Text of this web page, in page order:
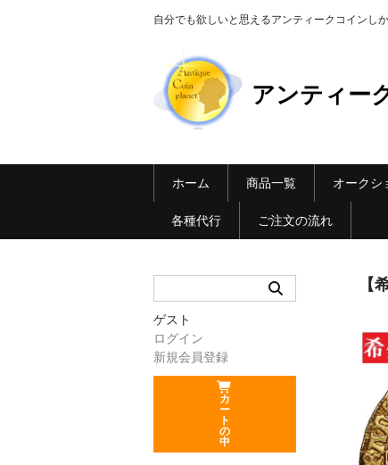
自分でも欲しいと思えるアンティークコインし
アンティー
ホーム 商品一覧 オークシ
各種代行 ご注文の流れ
ゲスト
ログイン
新規会員登録
カ
ー
ト
の
中
【